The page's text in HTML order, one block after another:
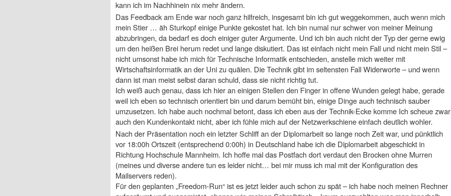
kann ich im Nachhinein nix mehr ändern.
Das Feedback am Ende war noch ganz hilfreich, insgesamt bin ich gut weggekommen, auch wenn mich
mein Stier … äh Sturkopf einige Punkte gekostet hat. Ich bin numal nur schwer von meiner Meinung
abzubringen, da bedarf es doch einiger guter Argumente. Und ich bin auch nicht der Typ der gerne ewig
um den heißen Brei herum redet und lange diskutiert. Das ist einfach nicht mein Fall und nicht mein Stil –
nicht umsonst habe ich mich für Technische Informatik entschieden, anstelle mich weiter mit
Wirtschaftsinformatik an der Uni zu quälen. Die Technik gibt im seltensten Fall Widerworte – und wenn
dann ist man meist selbst daran schuld, dass sie nicht richtig tut.
Ich weiß auch genau, dass ich hier an einigen Stellen den Finger in offene Wunden gelegt habe, gerade
weil ich eben so technisch orientiert bin und darum bemüht bin, einige Dinge auch technisch sauber
umzusetzen. Ich habe auch nochmal betont, dass ich eben aus der Technik-Ecke komme Ich scheue zwar
auch den Kundenkontakt nicht, aber ich fühle mich auf der Netzwerkschiene einfach deutlich wohler.
Nach der Präsentation noch ein letzter Schliff an der Diplomarbeit so lange noch Zeit war, und pünktlich
vor 18:00h Ortszeit (entsprechend 0:00h) in Deutschland habe ich die Diplomarbeit abgeschickt in
Richtung Hochschule Mannheim. Ich hoffe mal das Postfach dort verdaut den Brocken ohne Murren
(meines und diverse andere tun es leider nicht… bei mir muss ich mal mit der Konfiguration des
Mailservers reden).
Für den geplanten „Freedom-Run“ ist es jetzt leider auch schon zu spät – ich habe noch meinen Rechner